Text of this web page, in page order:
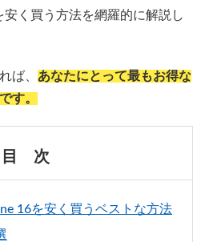
安く買う方法を網羅的に解説し
ば、 あなたにとって最もお得な
す。
目 次
16を安く買うベストな方法